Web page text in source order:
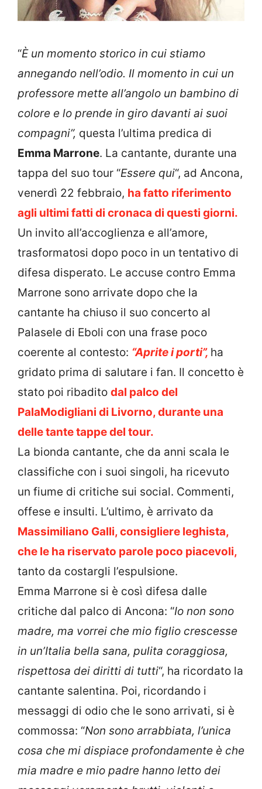
“È un momento storico in cui stiamo
annegando nell’odio. Il momento in cui un
professore mette all’angolo un bambino di
colore e lo prende in giro davanti ai suoi
compagni”, questa l’ultima predica di
Emma Marrone. La cantante, durante una
tappa del suo tour “Essere qui“, ad Ancona,
venerdì 22 febbraio, ha fatto riferimento
agli ultimi fatti di cronaca di questi giorni.
Un invito all’accoglienza e all’amore,
trasformatosi dopo poco in un tentativo di
difesa disperato. Le accuse contro Emma
Marrone sono arrivate dopo che la
cantante ha chiuso il suo concerto al
Palasele di Eboli con una frase poco
coerente al contesto: “Aprite i porti”, ha
gridato prima di salutare i fan. Il concetto è
stato poi ribadito dal palco del
PalaModigliani di Livorno, durante una
delle tante tappe del tour.
La bionda cantante, che da anni scala le
classifiche con i suoi singoli, ha ricevuto
un fiume di critiche sui social. Commenti,
offese e insulti. L’ultimo, è arrivato da
Massimiliano Galli, consigliere leghista,
che le ha riservato parole poco piacevoli,
tanto da costargli l’espulsione.
Emma Marrone si è così difesa dalle
critiche dal palco di Ancona: “Io non sono
madre, ma vorrei che mio figlio crescesse
in un’Italia bella sana, pulita coraggiosa,
rispettosa dei diritti di tutti“, ha ricordato la
cantante salentina. Poi, ricordando i
messaggi di odio che le sono arrivati, si è
commossa: “Non sono arrabbiata, l’unica
cosa che mi dispiace profondamente è che
mia madre e mio padre hanno letto dei